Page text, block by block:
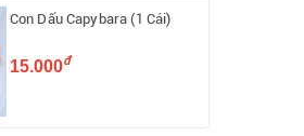
Con Dấu Capybara (1 Cái)
15.000đ